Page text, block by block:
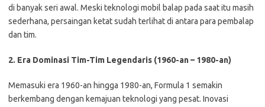
di banyak seri awal. Meski teknologi mobil balap pada saat itu masih
sederhana, persaingan ketat sudah terlihat di antara para pembalap
dan tim.
2. Era Dominasi Tim-Tim Legendaris (1960-an – 1980-an)
Memasuki era 1960-an hingga 1980-an, Formula 1 semakin
berkembang dengan kemajuan teknologi yang pesat. Inovasi